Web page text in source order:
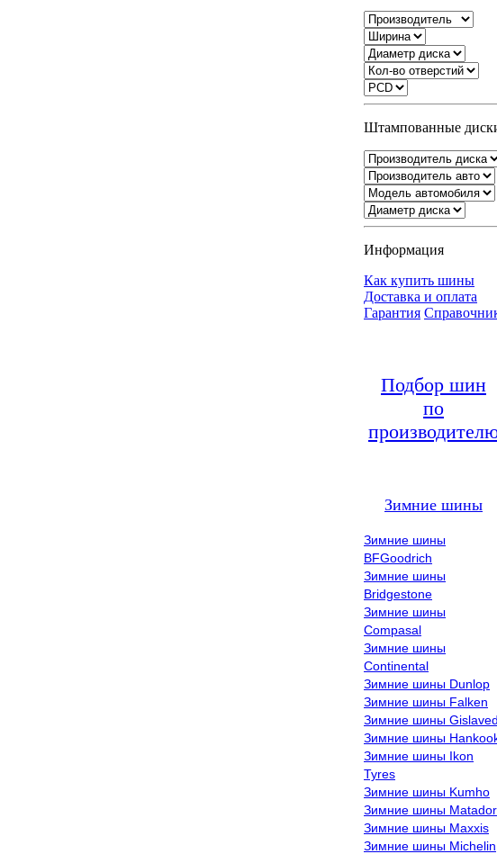
Штампованные
Информация
Как купить шины
Доставка и оплата
Гарантия
Подбор шин
по
Зимние шины
Зимние шины
BFGoodrich
Зимние шины
Bridgestone
Зимние шины
Compasal
Зимние шины
Continental
Зимние шины Dunlop
Зимние шины Falken
Зимние шины Gislaved
Зимние шины
Зимние шины Ikon
Tyres
Зимние шины Kumho
Зимние шины Matador
Зимние шины Maxxis
Зимние шины Michelin